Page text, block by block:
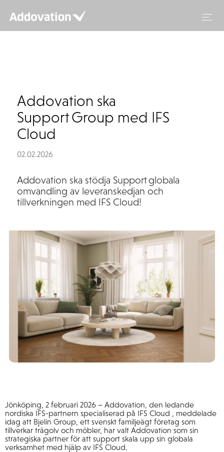
innehåll
Addovation ska
Support Group med IFS
Cloud
02.02.2026
Addovation ska stödja Support globala
omvandling av leveranskedjan och
tillverkningen med IFS Cloud!
Jönköping, 2 februari 2026 – Addovation, den ledande
nordiska IFS-partnern specialiserad på IFS Cloud , meddelade
idag att Bjelin Group, ett svenskt familjeägt företag som
tillverkar trägolv och möbler, har valt Addovation som sin
strategiska partner för att support skala upp sin globala
verksamhet med hjälp av IFS Cloud.